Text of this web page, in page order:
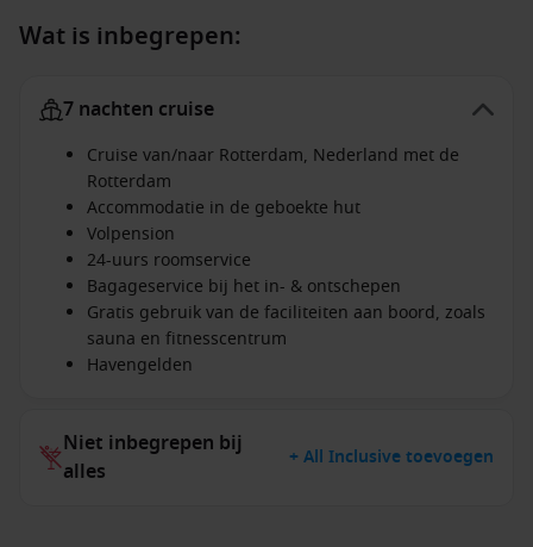
Wat is inbegrepen:
7 nachten cruise
Cruise van/naar Rotterdam, Nederland met de
Rotterdam
Accommodatie in de geboekte hut
Volpension
24-uurs roomservice
Bagageservice bij het in- & ontschepen
Gratis gebruik van de faciliteiten aan boord, zoals
sauna en fitnesscentrum
Havengelden
Niet inbegrepen bij
alles
+ All Inclusive toevoegen